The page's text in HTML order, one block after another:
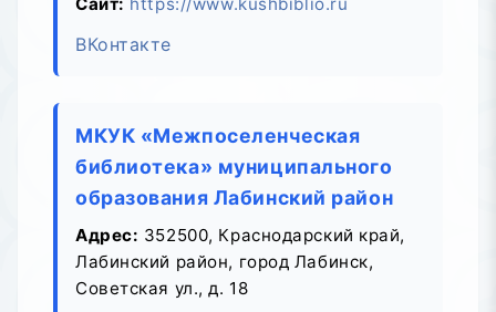
ВКонтакте
МКУК «Межпоселенческая
библиотека» муниципального
образования Лабинский район
Адрес: 352500, Краснодарский край,
Лабинский район, город Лабинск,
Советская ул., д. 18